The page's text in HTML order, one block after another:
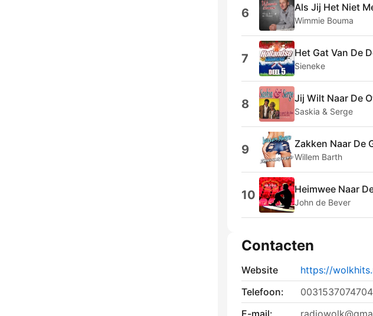
6 Als Jij Het Niet
Wimmie Bouma
7 Het Gat Van De
Sieneke
8 Jij Wilt Naar De
Saskia & Serge
9 Zakken Naar De
Willem Barth
10 Heimwee Naar
John de Bever
Contacten
Website
https://
Telefoon:
0031537074704